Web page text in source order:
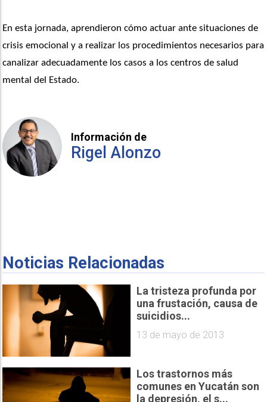
En esta jornada, aprendieron cómo actuar ante situaciones de
crisis emocional y a realizar los procedimientos necesarios para
canalizar adecuadamente los casos a los centros de salud
mental del Estado.
Información de
Rigel Alonzo
Noticias Relacionadas
La tristeza profunda por
una frustación, causa de
suicidios...
13 de mayo de 2013
Los trastornos más
comunes en Yucatán son
la depresión, el s...